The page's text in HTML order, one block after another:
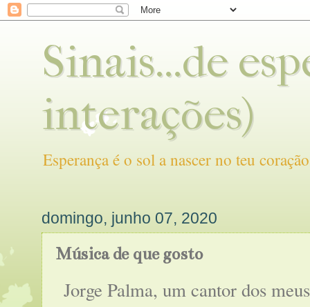
Sinais...de
interações)
Esperança é o sol a nascer no teu
domingo, junho 07, 2020
Música de que gosto
Jorge Palma, um cantor dos